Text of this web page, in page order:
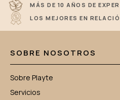
MÁS DE 10 AÑOS DE
LOS MEJORES EN
SOBRE NOSOTROS
Sobre Playte
Servicios